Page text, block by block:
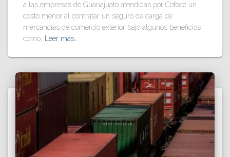
a las empresas de Guanajuato atendidas por Cofoce un
costo menor al contratar un seguro de carga de
mercancías de comercio exterior bajo algunos beneficios
como, Leer más…